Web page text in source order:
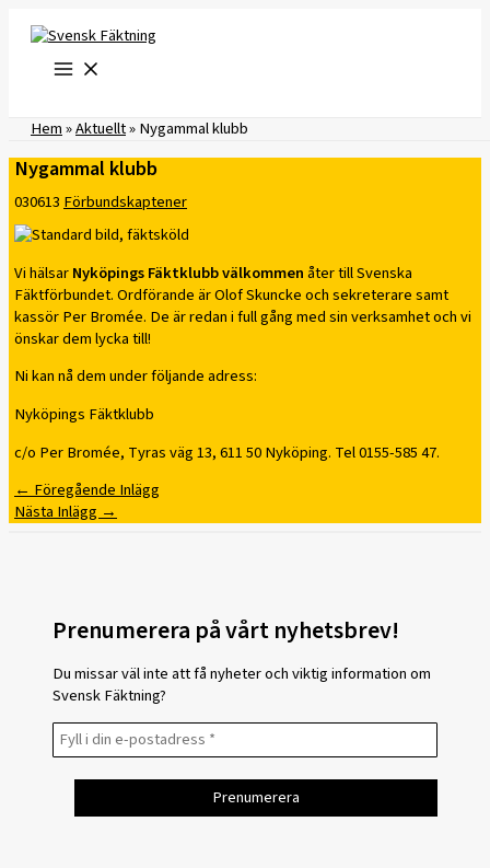
innehåll
Hem»Aktuellt»Nygammal klubb
Nygammal klubb
030613Förbundskaptener
Vi hälsarNyköpings Fäktklubb välkommenåter till Svenska
Fäktförbundet. Ordförande är Olof Skuncke och sekreterare samt
kassör Per Bromée. De är redan i full gång med sin verksamhet och vi
önskar dem lycka till!
Ni kan nå dem under följande adress:
Nyköpings Fäktklubb
c/o Per Bromée, Tyras väg 13, 611 50 Nyköping. Tel 0155-585 47.
← Föregående Inlägg
Nästa Inlägg →
Prenumerera på vårt nyhetsbrev!
Du missar väl inte att få nyheter och viktig information om
Svensk Fäktning?